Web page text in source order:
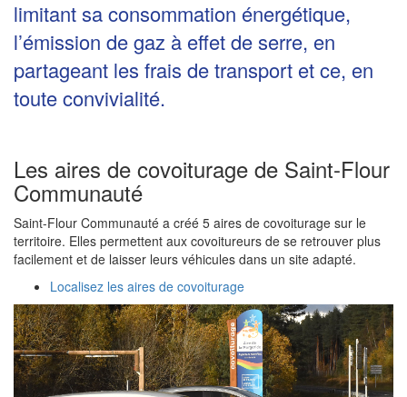
limitant sa consommation énergétique,
l’émission de gaz à effet de serre, en
partageant les frais de transport et ce, en
toute convivialité.
Les aires de covoiturage de Saint-Flour
Communauté
Saint-Flour Communauté a créé 5 aires de covoiturage sur le
territoire. Elles permettent aux covoitureurs de se retrouver plus
facilement et de laisser leurs véhicules dans un site adapté.
Localisez les aires de covoiturage